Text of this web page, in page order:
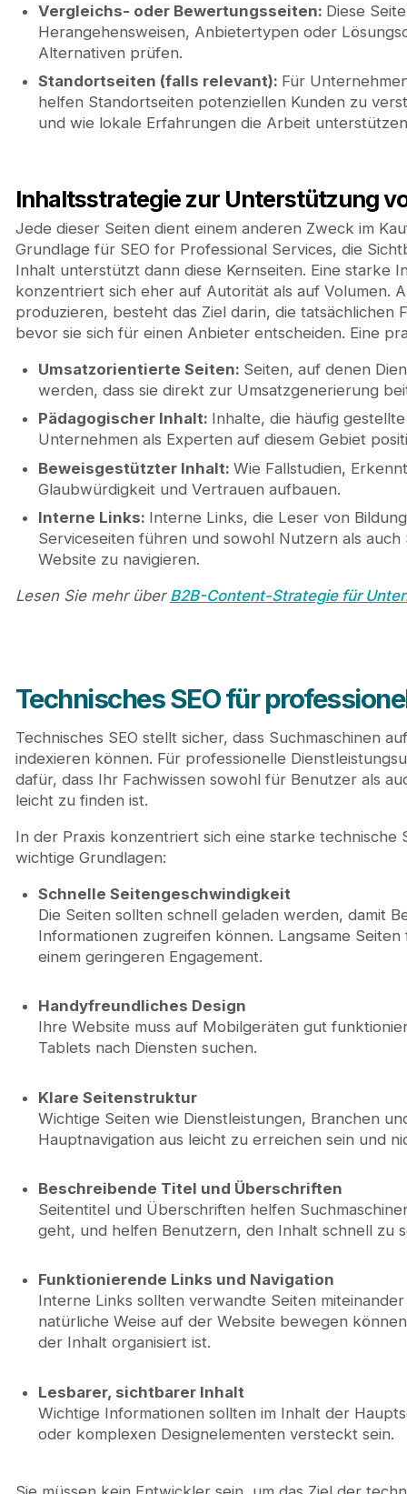
Vergleichs- oder Bewertungsseiten: Diese
Herangehensweisen, Anbietertypen oder
Alternativen prüfen.
Standortseiten (falls relevant): Für
helfen Standortseiten potenziellen Kunden zu
und wie lokale Erfahrungen die Arbeit
Inhaltsstrategie zur Unterstützung
Jede dieser Seiten dient einem anderen Zweck im
Grundlage für SEO for Professional Services, die
Inhalt unterstützt dann diese Kernseiten. Eine starke
konzentriert sich eher auf Autorität als auf Volumen.
produzieren, besteht das Ziel darin, die
bevor sie sich für einen Anbieter entscheiden. Eine
Umsatzorientierte Seiten: Seiten, auf denen
werden, dass sie direkt zur Umsatzgenerierung
Pädagogischer Inhalt: Inhalte, die häufig
Unternehmen als Experten auf diesem Gebiet
Beweisgestützter Inhalt: Wie Fallstudien,
Glaubwürdigkeit und Vertrauen aufbauen.
Interne Links: Interne Links, die Leser von
Serviceseiten führen und sowohl Nutzern als
Website zu navigieren.
Lesen Sie mehr über B2B-Content-Strategie für
Technisches SEO für
Technisches SEO stellt sicher, dass Suchmaschinen
indexieren können. Für professionelle
dafür, dass Ihr Fachwissen sowohl für Benutzer als
leicht zu finden ist.
In der Praxis konzentriert sich eine starke technische
wichtige Grundlagen:
Schnelle Seitengeschwindigkeit
Die Seiten sollten schnell geladen werden, damit
Informationen zugreifen können. Langsame
einem geringeren Engagement.
Handyfreundliches Design
Ihre Website muss auf Mobilgeräten gut
Tablets nach Diensten suchen.
Klare Seitenstruktur
Wichtige Seiten wie Dienstleistungen, Branchen
Hauptnavigation aus leicht zu erreichen sein und
Beschreibende Titel und Überschriften
Seitentitel und Überschriften helfen
geht, und helfen Benutzern, den Inhalt schnell zu
Funktionierende Links und Navigation
Interne Links sollten verwandte Seiten
natürliche Weise auf der Website bewegen
der Inhalt organisiert ist.
Lesbarer, sichtbarer Inhalt
Wichtige Informationen sollten im Inhalt der
oder komplexen Designelementen versteckt sein.